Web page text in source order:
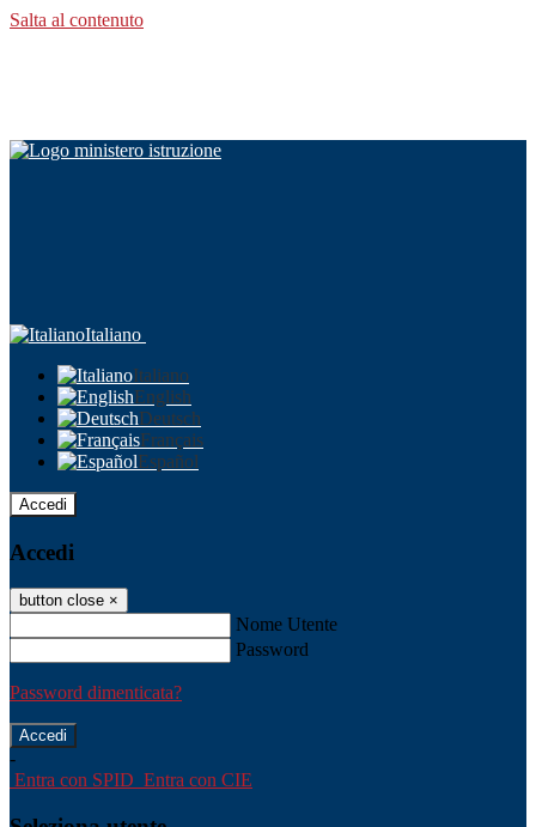
Salta al contenuto
Italiano
Italiano
English
Deutsch
Français
Español
Accedi
Accedi
button close ×
Nome Utente
Password
Password dimenticata?
-
Entra con SPID Entra con CIE